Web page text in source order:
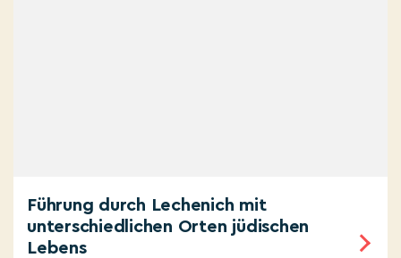
Führung durch Lechenich mit
unterschiedlichen Orten jüdischen
Lebens